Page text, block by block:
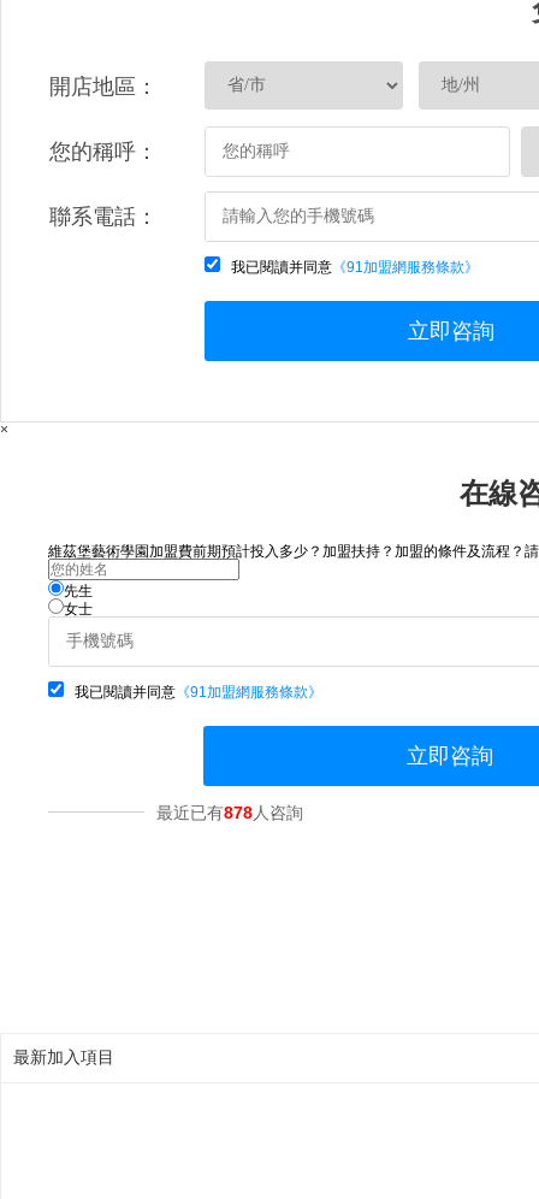
開店地區：
您的稱呼：
聯系電話：
我已閱讀并同意 《91加盟網服務條款》
立即咨詢
×
在線
維茲堡藝術學園加盟費前期預計投入多少？加盟扶持？加盟的條件及流程？
先生
女士
我已閱讀并同意 《91加盟網服務條款》
立即咨詢
最近已有878人咨詢
最新加入項目